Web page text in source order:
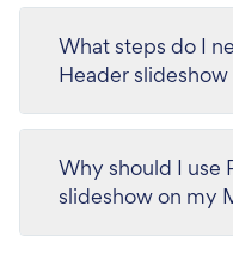
What steps do I
Header
Why should I use
slideshow on my